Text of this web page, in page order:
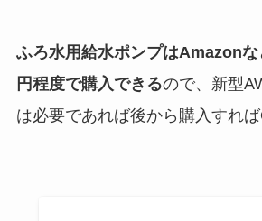
ふろ水用給水ポンプはAmazon
円程度で購入できるので、新型
は必要であれば後から購入すれば